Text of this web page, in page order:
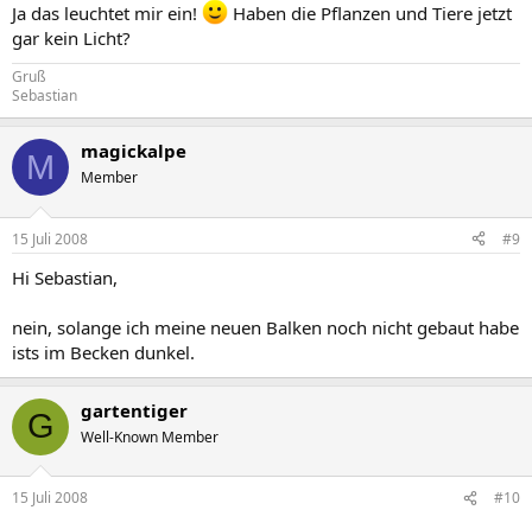
Ja das leuchtet mir ein!
Haben die Pflanzen und Tiere jetzt
gar kein Licht?
Gruß
Sebastian
M magickalpe
Member
15 Juli 2008 #9
Hi Sebastian,
nein, solange ich meine neuen Balken noch nicht gebaut habe
ists im Becken dunkel.
G gartentiger
Well-Known Member
15 Juli 2008 #10